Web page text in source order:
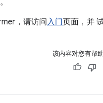
，请访问入门页面，并
该内容对您有帮